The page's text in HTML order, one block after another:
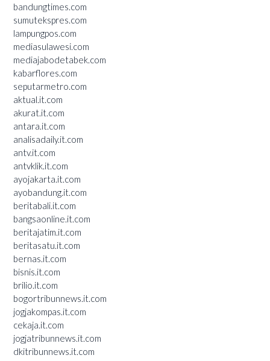
bandungtimes.com
sumutekspres.com
lampungpos.com
mediasulawesi.com
mediajabodetabek.com
kabarflores.com
seputarmetro.com
aktual.it.com
akurat.it.com
antara.it.com
analisadaily.it.com
antv.it.com
antvklik.it.com
ayojakarta.it.com
ayobandung.it.com
beritabali.it.com
bangsaonline.it.com
beritajatim.it.com
beritasatu.it.com
bernas.it.com
bisnis.it.com
brilio.it.com
bogortribunnews.it.com
jogjakompas.it.com
cekaja.it.com
jogjatribunnews.it.com
dkitribunnews.it.com